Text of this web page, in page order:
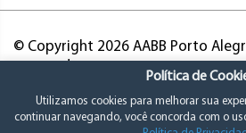
© Copyright 2026 AABB Porto
Política de
Utilizamos cookies para melhorar sua
continuar navegando, você concorda com o